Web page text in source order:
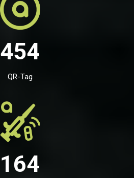
454
QR-Tag
164